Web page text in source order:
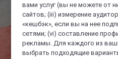
вами услуг (вы не можете от
сайтов; (iii) измерение
«кешбэк», если вы на нее
сетями; (vi) составление
рекламы. Для каждого из
выбрать подходящие